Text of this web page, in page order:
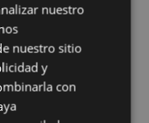
ARETOA
- ANTZOKIA
- ANTZOKIA
SPANISH
nuestro
nuestro sitio
y
con